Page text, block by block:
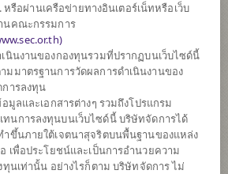
ผลการดำเนินงาน
ข้อมูลการสั่งซื้อขาย
ดาวน์โหลดเอกสาร
ปฏิทินวันหยุด
หรือผ่านเครือข่ายทางอินเตอร์เน็ทหรือเว็บ
นคณะกรรมการ
เนินงานของกองทุนรวมที่ปรากฏบนเว็บไซด์นี้
มมาตรฐานการวัดผลการดำเนินงานของ
ารลงทุน
มูลและเอกสารต่างๆ รวมถึงโปรแกรม
นการลงทุนบนเว็บไซด์นี้ บริษัทจัดการได้
ำขึ้นภายใต้เจตนาสุจริตบนพื้นฐานของแหล่ง
เพื่อประโยชน์และเป็นการอำนวยความ
นเท่านั้น อย่างไรก็ตาม บริษัทจัดการ ไม่